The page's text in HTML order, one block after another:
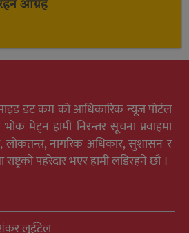
आग्रह
डट कम को आधिकारिक न्यूज पोर्टल
मेट्न हामी निरन्तर सूचना प्रवाहमा
लोकतन्त्र, नागरिक अधिकार, सुशासन र
पहरेदार भएर हामी लडिरहने छौ ।
लुईटेल